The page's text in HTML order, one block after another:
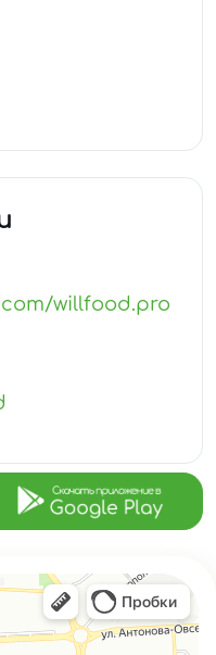
willfood.pro